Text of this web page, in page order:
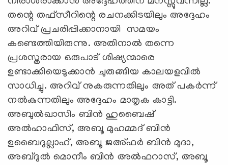
തന്റെ തഫ്സീറിന്റെ രചനക്കിടയിലും അദ്ദേഹം
അറിവ് പ്രചരിപ്പിക്കാനായി സമയം
കണ്ടെത്തിയിരുന്നു. അതിനാൽ തന്നെ
പ്രശസ്തരായ ഒരുപാട് ശിഷ്യന്മാരെ
ഉണ്ടാക്കിയെടുക്കാൻ ചുരുങ്ങിയ കാലയളവിൽ
സാധിച്ചു. അറിവ് നുകരുന്നതിലും അത് പകർന്ന്
നൽകുന്നതിലും അദ്ദേഹം മാതൃക കാട്ടി.
അബുല്‍ഖാസിം ബിൻ ഹുബൈഷ്
അൽഹാഫിസ്, അബൂ മുഹമ്മദ് ബിൻ
ഉബൈദുല്ലാഹ്, അബൂ ജഅ്ഫർ ബിൻ മുദാ,
അബ്ദുൽ മൊനീം ബിൻ അൽഫറാസ്, അബൂ